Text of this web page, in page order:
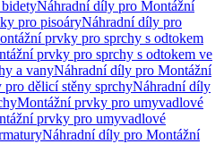
Náhradní díly pro Montážní
pro pisoáryNáhradní díly pro
prvky pro sprchy s odtokem
prvky pro sprchy s odtokem ve
a vanyNáhradní díly pro Montážní
pro dělicí stěny sprchyNáhradní díly
Montážní prvky pro umyvadlové
prvky pro umyvadlové
Náhradní díly pro Montážní